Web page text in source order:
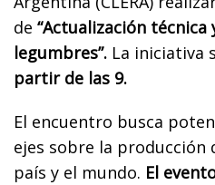
de “Actualización técnica
legumbres”. La iniciativa
partir de las 9.
El encuentro busca
ejes sobre la producción
país y el mundo. El